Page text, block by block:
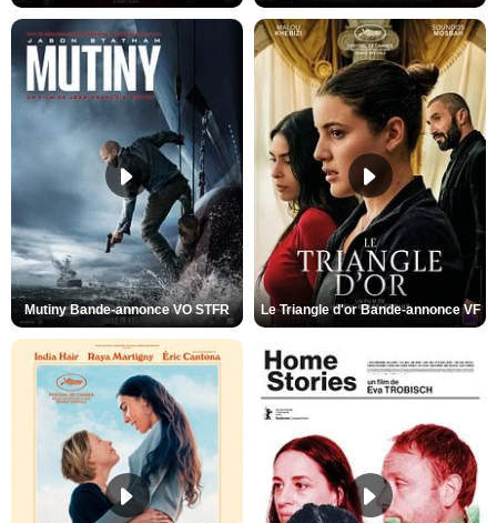
Mutiny Bande-annonce VO STFR Le Triangle d'or Bande-annonce VF